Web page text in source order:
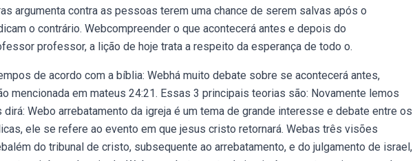
argumenta contra as pessoas terem uma chance de serem salvas após o
o contrário. Webcompreender o que acontecerá antes e depois do
professor, a lição de hoje trata a respeito da esperança de todo o.
de acordo com a bíblia: Webhá muito debate sobre se acontecerá antes,
mencionada em mateus 24:21. Essas 3 principais teorias são: Novamente lemos
Webo arrebatamento da igreja é um tema de grande interesse e debate entre os
ele se refere ao evento em que jesus cristo retornará. Webas três visões
do tribunal de cristo, subsequente ao arrebatamento, e do julgamento de israel,